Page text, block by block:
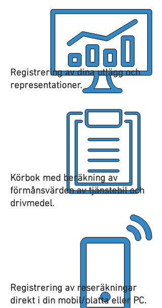
Registrering av dina utlägg och
representationer.
Körbok med beräkning av
förmånsvärden av tjänstebil och
drivmedel.
Registrering av reseräkningar
direkt i din mobil/platta eller PC.